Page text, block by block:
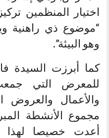
اختيار المنظمين
“موضوع ذي راهنية
وهو البيئة”.
كما أبرزت السيدة
للمعرض التي
والأعمال والعروض
مجموع الأنشطة
أعدت خصيصا لهذا